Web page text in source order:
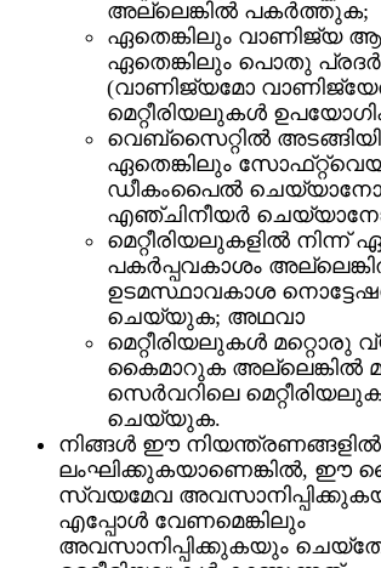
അല്ലെങ്കിൽ പകർത്തുക;
ഏതെങ്കിലും വാണിജ്യ
ഏതെങ്കിലും പൊതു
(വാണിജ്യമോ
മെറ്റീരിയലുകൾ
വെബ്‌സൈറ്റിൽ
ഏതെങ്കിലും
ഡീകംപൈൽ ചെയ്യാനോ
എഞ്ചിനീയർ ചെയ്യാനോ
മെറ്റീരിയലുകളിൽ നിന്ന്
പകർപ്പവകാശം
ഉടമസ്ഥാവകാശ
ചെയ്യുക; അഥവാ
മെറ്റീരിയലുകൾ മറ്റൊരു
കൈമാറുക അല്ലെങ്കിൽ
സെർവറിലെ
ചെയ്യുക.
നിങ്ങൾ ഈ നിയന്ത്രണങ്ങളിൽ
ലംഘിക്കുകയാണെങ്കിൽ,
സ്വയമേവ
എപ്പോൾ വേണമെങ്കിലും
അവസാനിപ്പിക്കുകയും